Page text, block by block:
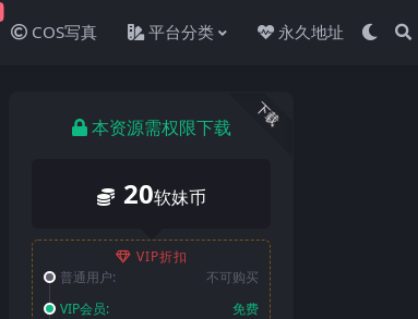
COS写真 平台分类 永久地址
下载
本资源需权限下载
20软妹币
VIP折扣
普通用户:
不可购买
VIP会员:
免费